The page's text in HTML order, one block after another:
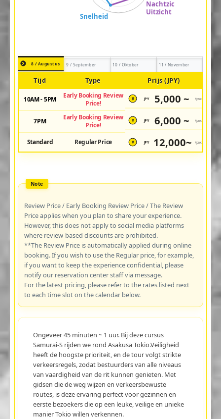
8 / Augustus 9 / September 10 / Oktober 11 / November
Tijd Type Prijs (JPY)
10AM - 5PM
Early Booking Review
Price!
¥ JPY 5,000 ~ /pax
7PM
Early Booking Review
Price!
¥ JPY 6,000 ~ /pax
Standard Regular Price ¥ JPY 12,000~ /pax
Review Price / Early Booking Review Price / The Review
Price applies when you plan to share your experience.
However, this does not apply to social media platforms
where review-based discounts are prohibited.
**The Review Price is automatically applied during online
booking. If you wish to use the Regular price, for example,
if you want to keep the experience confidential, please
notify our reservation center staff via message.
For the latest pricing, please refer to the rates listed next
to each time slot on the calendar below.
Ongeveer 45 minuten ~ 1 uur. Bij deze cursus
Samurai-S rijden we rond Asakusa Tokio.Veiligheid
heeft de hoogste prioriteit, en de tour volgt strikte
verkeersregels, zodat bestuurders van alle niveaus
van vaardigheid van de rit kunnen genieten. Met
gidsen die de weg wijzen en verkeersbewuste
routes, is deze ervaring perfect voor gezinnen en
eerste bezoekers die op een leuke, veilige en unieke
manier Tokio willen verkennen.